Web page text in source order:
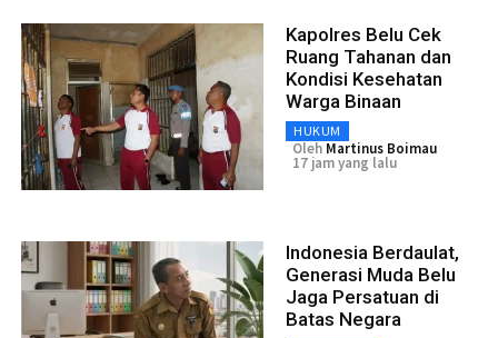
Kapolres Belu Cek
Ruang Tahanan dan
Kondisi Kesehatan
Warga Binaan
HUKUM
Oleh Martinus Boimau
17 jam yang lalu
Indonesia Berdaulat,
Generasi Muda Belu
Jaga Persatuan di
Batas Negara